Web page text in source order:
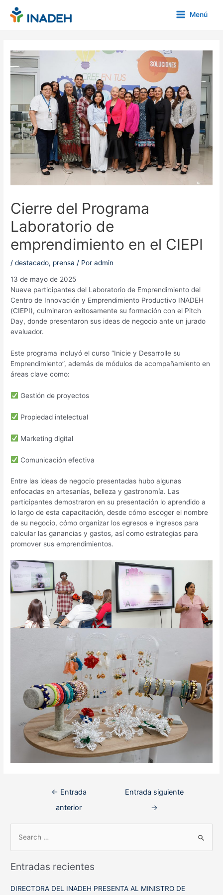
Menú
Cierre del Programa
Laboratorio de
emprendimiento en el CIEPI
/destacado, prensa / Poradmin
13 de mayo de 2025
Nueve participantes del Laboratorio de Emprendimiento del
Centro de Innovación y Emprendimiento Productivo INADEH
(CIEPI), culminaron exitosamente su formación con el Pitch
Day, donde presentaron sus ideas de negocio ante un jurado
evaluador.
Este programa incluyó el curso “Inicie y Desarrolle su
Emprendimiento”, además de módulos de acompañamiento en
áreas clave como:
Gestión de proyectos
Propiedad intelectual
Marketing digital
Comunicación efectiva
Entre las ideas de negocio presentadas hubo algunas
enfocadas en artesanías, belleza y gastronomía. Las
participantes demostraron en su presentación lo aprendido a
lo largo de esta capacitación, desde cómo escoger el nombre
de su negocio, cómo organizar los egresos e ingresos para
calcular las ganancias y gastos, así como estrategias para
promover sus emprendimientos.
Navegación
← Entrada
anterior
Entrada siguiente
→
c
Entradas recientes
DIRECTORA DEL INADEH PRESENTA AL MINISTRO DE